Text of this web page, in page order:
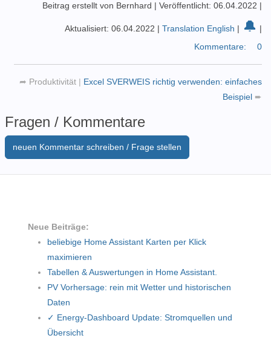
Beitrag erstellt von Bernhard | Veröffentlicht: 06.04.2022 |
Aktualisiert: 06.04.2022 | Translation English | 🔔 |
Kommentare:
0
➦ Produktivität | Excel SVERWEIS richtig verwenden: einfaches
Beispiel ➨
Fragen / Kommentare
neuen Kommentar schreiben / Frage stellen
Neue Beiträge:
beliebige Home Assistant Karten per Klick
maximieren
Tabellen & Auswertungen in Home Assistant.
PV Vorhersage: rein mit Wetter und historischen
Daten
✓ Energy-Dashboard Update: Stromquellen und
Übersicht